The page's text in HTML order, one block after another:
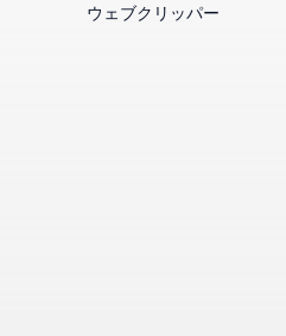
ウェブクリッパー